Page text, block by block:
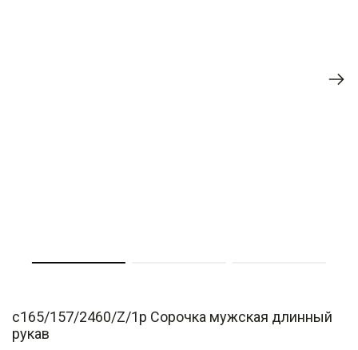
c165/157/2460/Z/1p Сорочка мужская длинный
рукав